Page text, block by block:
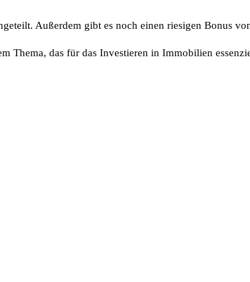
Außerdem gibt es noch einen riesigen Bonus
Thema, das für das Investieren in Immobilien